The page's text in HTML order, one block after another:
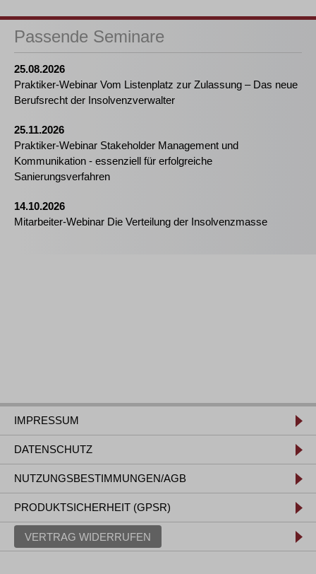
Passende Seminare
25.08.2026
Praktiker-Webinar Vom Listenplatz zur Zulassung – Das neue
Berufsrecht der Insolvenzverwalter
25.11.2026
Praktiker-Webinar Stakeholder Management und
Kommunikation - essenziell für erfolgreiche
Sanierungsverfahren
14.10.2026
Mitarbeiter-Webinar Die Verteilung der Insolvenzmasse
IMPRESSUM
DATENSCHUTZ
NUTZUNGSBESTIMMUNGEN/AGB
PRODUKTSICHERHEIT (GPSR)
VERTRAG WIDERRUFEN